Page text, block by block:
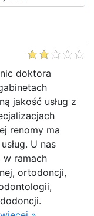
doktora
jakość usług z
renomy ma
U nas
w ramach
ortodoncji,